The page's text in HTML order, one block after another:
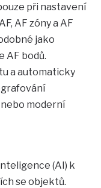
při nastavení
AF zóny a AF
jako
AF bodů.
a automaticky
moderní
(AI) k
se objektů.